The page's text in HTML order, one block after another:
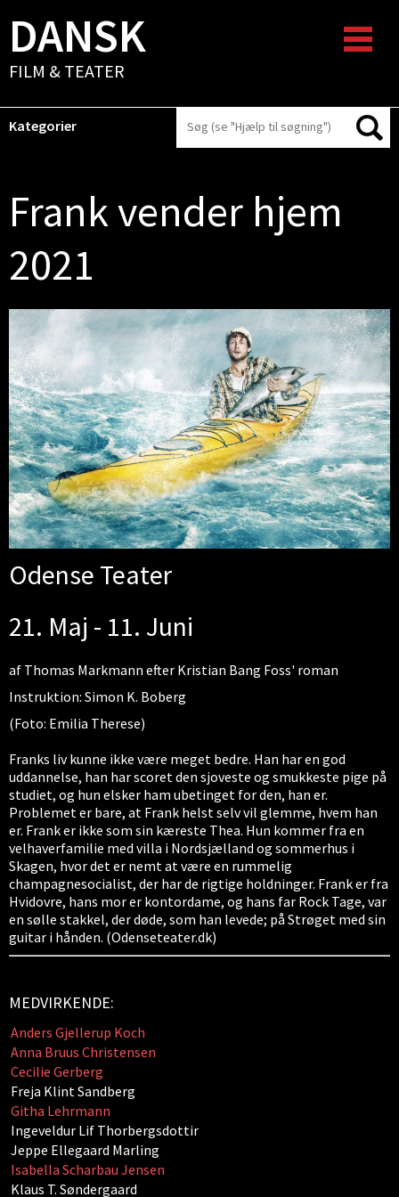
DANSK
FILM & TEATER
Kategorier
Frank vender hjem
2021
Odense Teater
21. Maj - 11. Juni
af Thomas Markmann efter Kristian Bang Foss' roman
Instruktion: Simon K. Boberg
(Foto: Emilia Therese)
Franks liv kunne ikke være meget bedre. Han har en god
uddannelse, han har scoret den sjoveste og smukkeste pige på
studiet, og hun elsker ham ubetinget for den, han er.
Problemet er bare, at Frank helst selv vil glemme, hvem han
er. Frank er ikke som sin kæreste Thea. Hun kommer fra en
velhaverfamilie med villa i Nordsjælland og sommerhus i
Skagen, hvor det er nemt at være en rummelig
champagnesocialist, der har de rigtige holdninger. Frank er fra
Hvidovre, hans mor er kontordame, og hans far Rock Tage, var
en sølle stakkel, der døde, som han levede; på Strøget med sin
guitar i hånden. (Odenseteater.dk)
MEDVIRKENDE:
Anders Gjellerup Koch
Anna Bruus Christensen
Cecilie Gerberg
Freja Klint Sandberg
Githa Lehrmann
Ingeveldur Lif Thorbergsdottir
Jeppe Ellegaard Marling
Isabella Scharbau Jensen
Klaus T. Søndergaard